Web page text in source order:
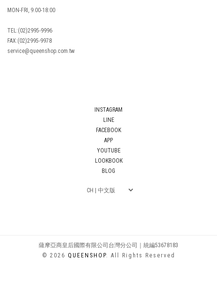
MON-FRI, 9:00-18:00
TEL:(02)2995-9996
FAX:(02)2995-9978
service@queenshop.com.tw
INSTAGRAM
LINE
FACEBOOK
APP
YOUTUBE
LOOKBOOK
BLOG
薩摩亞商皇后國際有限公司台灣分公司｜統編53678183
© 2026 QUEENSHOP. All Rights Reserved